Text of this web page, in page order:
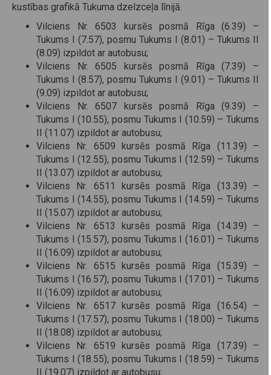
kustības grafikā Tukuma dzelzceļa līnijā.
Vilciens Nr. 6503 kursēs posmā Rīga (6.39) –
Tukums I (7.57), posmu Tukums I (8.01) – Tukums II
(8.09) izpildot ar autobusu;
Vilciens Nr. 6505 kursēs posmā Rīga (7.39) –
Tukums I (8.57), posmu Tukums I (9.01) – Tukums II
(9.09) izpildot ar autobusu;
Vilciens Nr. 6507 kursēs posmā Rīga (9.39) –
Tukums I (10.55), posmu Tukums I (10.59) – Tukums
II (11.07) izpildot ar autobusu;
Vilciens Nr. 6509 kursēs posmā Rīga (11.39) –
Tukums I (12.55), posmu Tukums I (12.59) – Tukums
II (13.07) izpildot ar autobusu;
Vilciens Nr. 6511 kursēs posmā Rīga (13.39) –
Tukums I (14.55), posmu Tukums I (14.59) – Tukums
II (15.07) izpildot ar autobusu;
Vilciens Nr. 6513 kursēs posmā Rīga (14.39) –
Tukums I (15.57), posmu Tukums I (16.01) – Tukums
II (16.09) izpildot ar autobusu;
Vilciens Nr. 6515 kursēs posmā Rīga (15.39) –
Tukums I (16.57), posmu Tukums I (17.01) – Tukums
II (16.09) izpildot ar autobusu;
Vilciens Nr. 6517 kursēs posmā Rīga (16.54) –
Tukums I (17.57), posmu Tukums I (18.00) – Tukums
II (18.08) izpildot ar autobusu;
Vilciens Nr. 6519 kursēs posmā Rīga (17.39) –
Tukums I (18.55), posmu Tukums I (18.59) – Tukums
II (19.07) izpildot ar autobusu;